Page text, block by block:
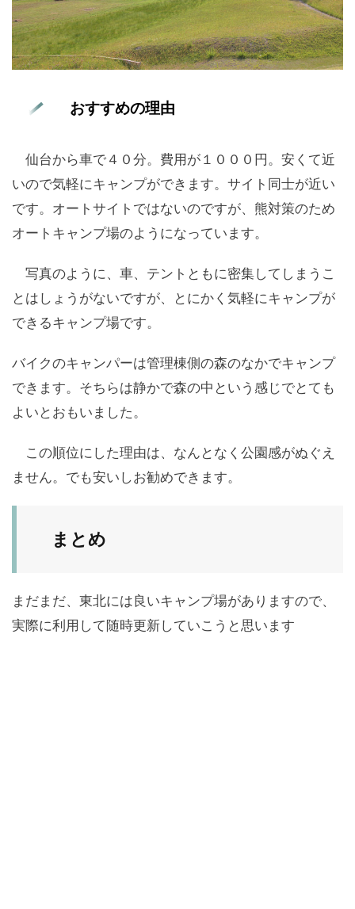
おすすめの理由
仙台から車で４０分。費用が１０００円。安くて近
いので気軽にキャンプができます。サイト同士が近い
です。オートサイトではないのですが、熊対策のため
オートキャンプ場のようになっています。
写真のように、車、テントともに密集してしまうこ
とはしょうがないですが、とにかく気軽にキャンプが
できるキャンプ場です。
バイクのキャンパーは管理棟側の森のなかでキャンプ
できます。そちらは静かで森の中という感じでとても
よいとおもいました。
この順位にした理由は、なんとなく公園感がぬぐえ
ません。でも安いしお勧めできます。
まとめ
まだまだ、東北には良いキャンプ場がありますので、
実際に利用して随時更新していこうと思います